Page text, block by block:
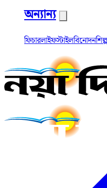
অন্যান্য
ফিচারলাইফস্টাইলবিনোদন